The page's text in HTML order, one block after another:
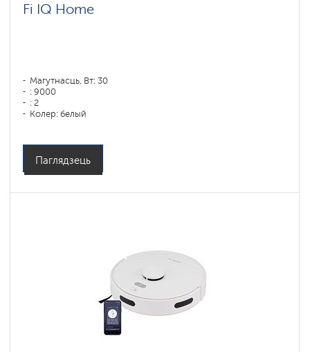
Fi IQ Home
Магутнасць, Вт: 30
: 9000
: 2
Колер: белый
Паглядзець